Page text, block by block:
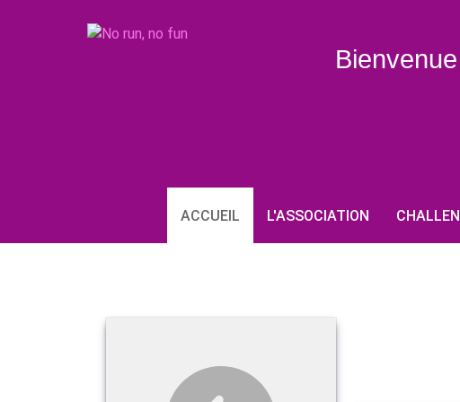
ACCUEIL L'ASSOCIATION